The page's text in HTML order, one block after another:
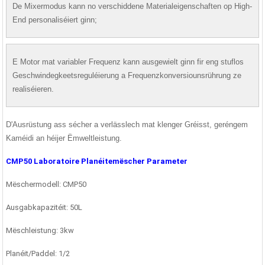
De Mixermodus kann no verschiddene Materialeigenschaften op High-
End personaliséiert ginn;
E Motor mat variabler Frequenz kann ausgewielt ginn fir eng stuflos
Geschwindegkeetsreguléierung a Frequenzkonversiounsrührung ze
realiséieren.
D'Ausrüstung ass sécher a verlässlech mat klenger Gréisst, geréngem
Kaméidi an héijer Ëmweltleistung.
CMP50 Laboratoire Planéitemëscher Parameter
Mëschermodell: CMP50
Ausgabkapazitéit: 50L
Mëschleistung: 3kw
Planéit/Paddel: 1/2